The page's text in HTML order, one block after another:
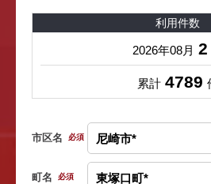
利用件数
2026年08月 2
累計 4789
市区名 必須
町名 必須